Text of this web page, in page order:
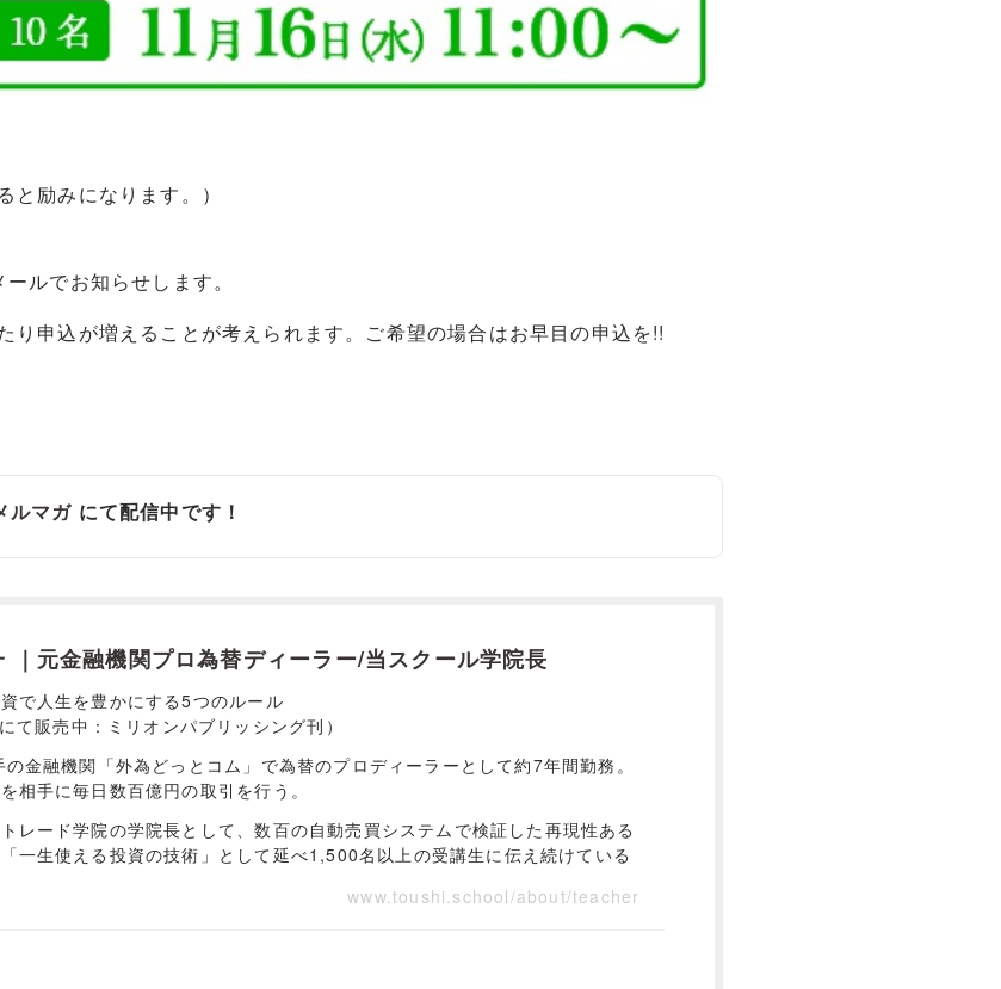
励みになります。）
ルでお知らせします。
り申込が増えることが考えられます。ご希望の場合はお早目の申込を!!
ルマガ にて配信中です！
｜元金融機関プロ為替ディーラー/当スクール学院長
資で人生を豊かにする5つのルール
て販売中：ミリオンパブリッシング刊）
金融機関「外為どっとコム」で為替のプロディーラーとして約7年間勤務。
相手に毎日数百億円の取引を行う。
レード学院の学院長として、数百の自動売買システムで検証した再現性ある
一生使える投資の技術」として延べ1,500名以上の受講生に伝え続けている
www.toushi.school/about/teacher